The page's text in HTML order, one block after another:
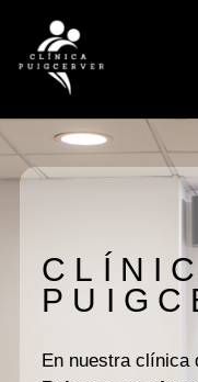
En nuestra clínica